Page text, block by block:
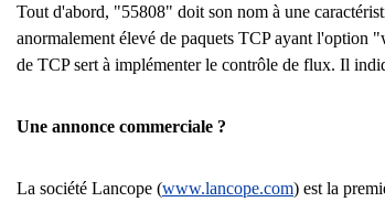
Tout d'abord, "55808" doit son nom à une
anormalement élevé de paquets TCP ayant
de TCP sert à implémenter le contrôle de flux. Il
Une annonce commerciale ?
La société Lancope (www.lancope.com) est la